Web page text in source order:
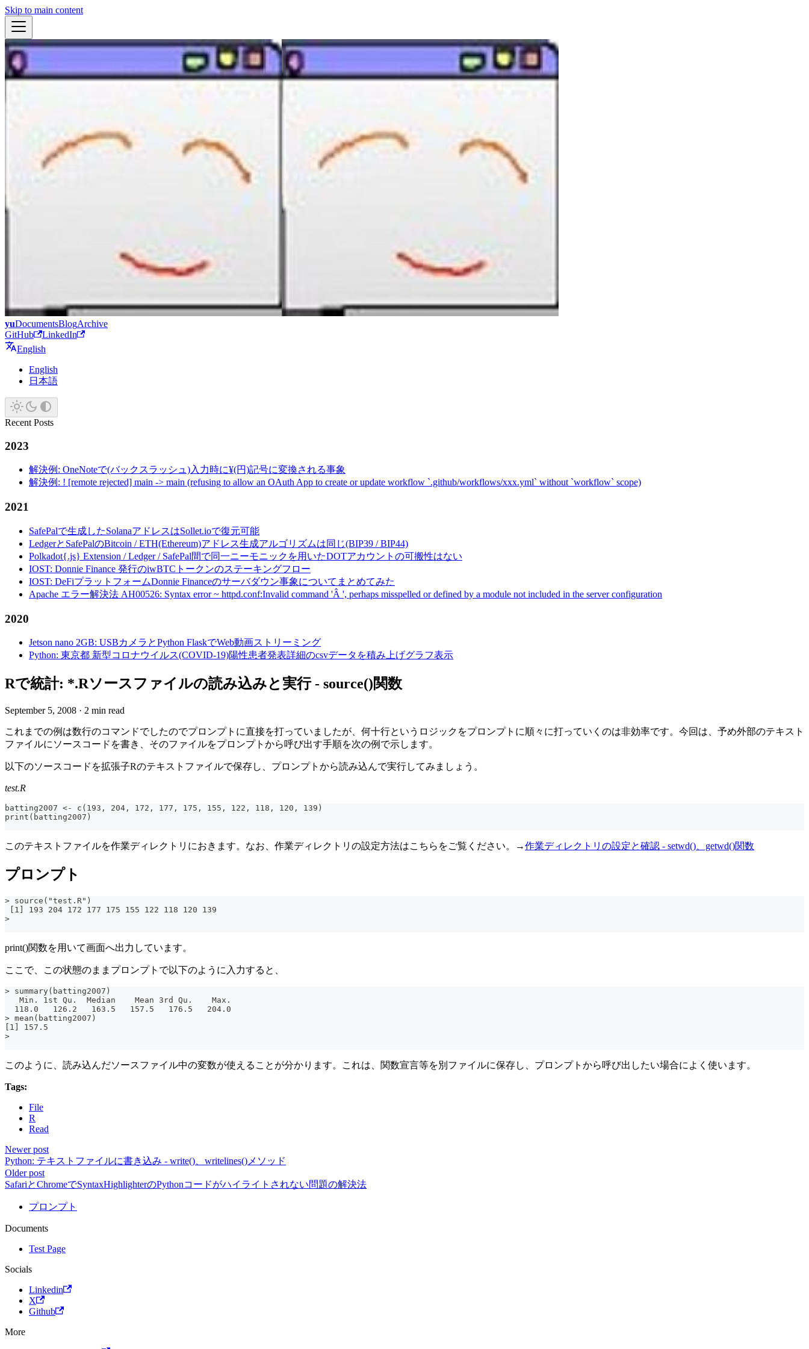
Skip to main content
yuDocumentsBlogArchive
GitHub
LinkedIn
English
English
日本語
Recent Posts
2023
解決例: OneNoteで(バックスラッシュ)入力時に¥(円)記号に変換される事象
解決例: ! [remote rejected] main -> main (refusing to allow an OAuth App to create or update workflow `.github/workflows/xxx.yml` without `workflow` scope)
2021
SafePalで生成したSolanaアドレスはSollet.ioで復元可能
LedgerとSafePalのBitcoin / ETH(Ethereum)アドレス生成アルゴリズムは同じ(BIP39 / BIP44)
Polkadot{.js} Extension / Ledger / SafePal間で同一ニーモニックを用いたDOTアカウントの可搬性はない
IOST: Donnie Finance 発行のiwBTCトークンのステーキングフロー
IOST: DeFiプラットフォームDonnie Financeのサーバダウン事象についてまとめてみた
Apache エラー解決法 AH00526: Syntax error ~ httpd.conf:Invalid command 'Â ', perhaps misspelled or defined by a module not included in the server configuration
2020
Jetson nano 2GB: USBカメラとPython FlaskでWeb動画ストリーミング
Python: 東京都 新型コロナウイルス(COVID-19)陽性患者発表詳細のcsvデータを積み上げグラフ表示
Rで統計: *.Rソースファイルの読み込みと実行 - source()関数
September 5, 2008 · 2 min read
これまでの例は数行のコマンドでしたのでプロンプトに直接を打っていましたが、何十行というロジックをプロンプトに順々に打っていくのは非効率です。今回は、予め外部のテキスト
ファイルにソースコードを書き、そのファイルをプロンプトから呼び出す手順を次の例で示します。
以下のソースコードを拡張子Rのテキストファイルで保存し、プロンプトから読み込んで実行してみましょう。
test.R
batting2007 <- c(193, 204, 172, 177, 175, 155, 122, 118, 120, 139)
print(batting2007)
このテキストファイルを作業ディレクトリにおきます。なお、作業ディレクトリの設定方法はこちらをご覧ください。→作業ディレクトリの設定と確認 - setwd()、getwd()関数
プロンプト
> source("test.R")
[1] 193 204 172 177 175 155 122 118 120 139
>
print()関数を用いて画面へ出力しています。
ここで、この状態のままプロンプトで以下のように入力すると、
> summary(batting2007)
   Min. 1st Qu.  Median    Mean 3rd Qu.    Max.
  118.0   126.2   163.5   157.5   176.5   204.0
> mean(batting2007)
[1] 157.5
>
このように、読み込んだソースファイル中の変数が使えることが分かります。これは、関数宣言等を別ファイルに保存し、プロンプトから呼び出したい場合によく使います。
Tags:
File
R
Read
Newer post
Python: テキストファイルに書き込み - write()、writelines()メソッド
Older post
SafariとChromeでSyntaxHighlighterのPythonコードがハイライトされない問題の解決法
プロンプト
Documents
Test Page
Socials
Linkedin
X
Github
More